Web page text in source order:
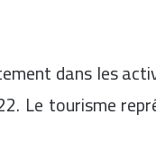
dans les
Le tourisme